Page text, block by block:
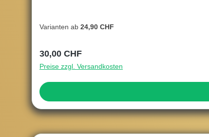
Varianten ab 24,90 CHF
Regulärer Preis:
30,00 CHF
Preise zzgl. Versandkosten